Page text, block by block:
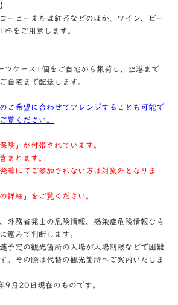
ーヒーまたは紅茶などのほか、ワイン、ビー
をご用意します。
ツケース1個をご自宅から集荷し、空港まで
自宅まで配送します。
ご希望に合わせてアレンジすることも可能で
覧ください。
険」が付帯されています。
まれます。
着にてご参加されない方は対象外となりま
詳細」をご覧ください。
外務省発出の危険情報、感染症危険情報なら
鑑みて判断します。
予定の観光箇所の入場が入場制限などで困難
。その際は代替の観光箇所へご案内いたしま
月20日現在のものです。